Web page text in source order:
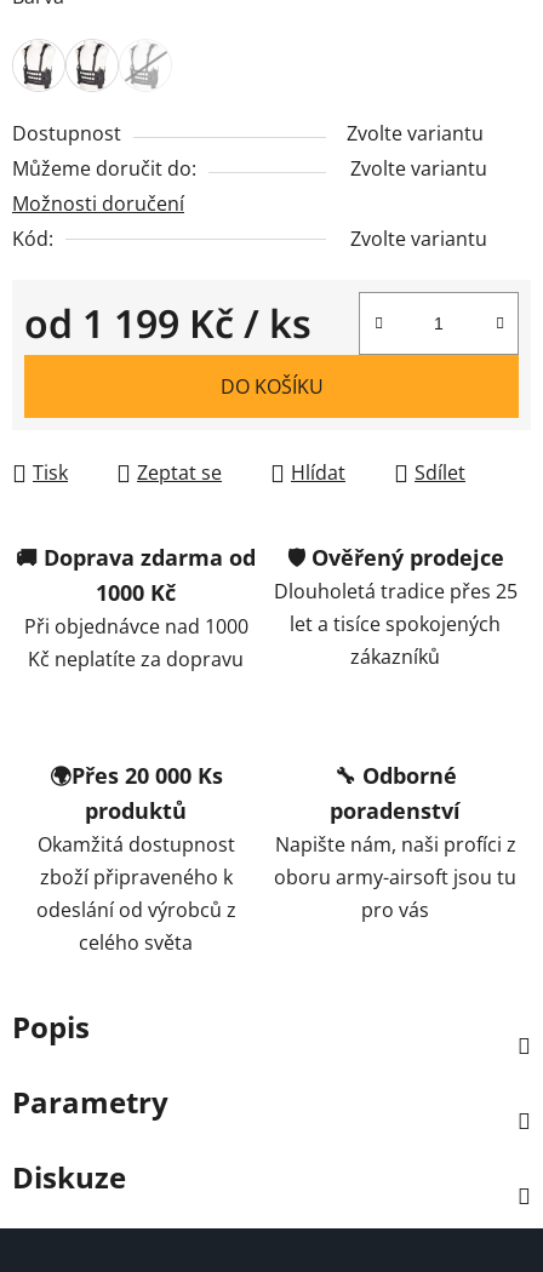
Dostupnost
Zvolte variantu
Můžeme doručit do:
Zvolte variantu
Možnosti doručení
Kód:
Zvolte variantu
od 1 199 Kč/ ks
Měrná cena:
DO KOŠÍKU
Tisk Zeptat se Hlídat Sdílet
🚚 Doprava zdarma od
1000 Kč
Při objednávce nad 1000
Kč neplatíte za dopravu
🛡️ Ověřený prodejce
Dlouholetá tradice přes 25
let a tisíce spokojených
zákazníků
🌍Přes 20 000 Ks
produktů
Okamžitá dostupnost
zboží připraveného k
odeslání od výrobců z
celého světa
🔧 Odborné
poradenství
Napište nám, naši profíci z
oboru army-airsoft jsou tu
pro vás
Popis
Parametry
Diskuze